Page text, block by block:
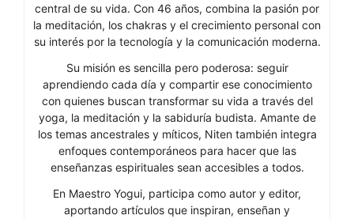
central de su vida. Con 46 años, combina la pasión por
la meditación, los chakras y el crecimiento personal con
su interés por la tecnología y la comunicación moderna.
Su misión es sencilla pero poderosa: seguir
aprendiendo cada día y compartir ese conocimiento
con quienes buscan transformar su vida a través del
yoga, la meditación y la sabiduría budista. Amante de
los temas ancestrales y míticos, Niten también integra
enfoques contemporáneos para hacer que las
enseñanzas espirituales sean accesibles a todos.
En Maestro Yogui, participa como autor y editor,
aportando artículos que inspiran, enseñan y